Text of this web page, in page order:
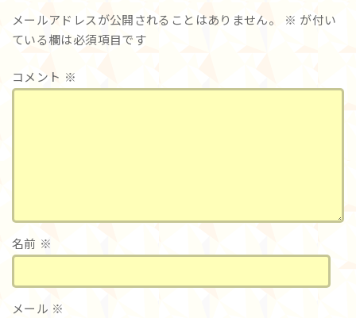
メールアドレスが公開されることはありません。 ※ が付い
ている欄は必須項目です
コメント ※
名前 ※
メール ※